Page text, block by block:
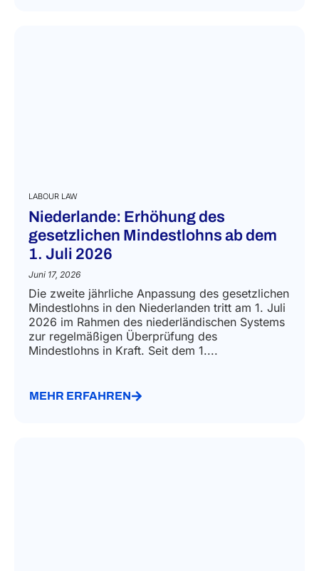
LABOUR LAW
Niederlande: Erhöhung des
gesetzlichen Mindestlohns ab dem
1. Juli 2026
Juni 17, 2026
Die zweite jährliche Anpassung des gesetzlichen
Mindestlohns in den Niederlanden tritt am 1. Juli
2026 im Rahmen des niederländischen Systems
zur regelmäßigen Überprüfung des
Mindestlohns in Kraft. Seit dem 1....
MEHR ERFAHREN